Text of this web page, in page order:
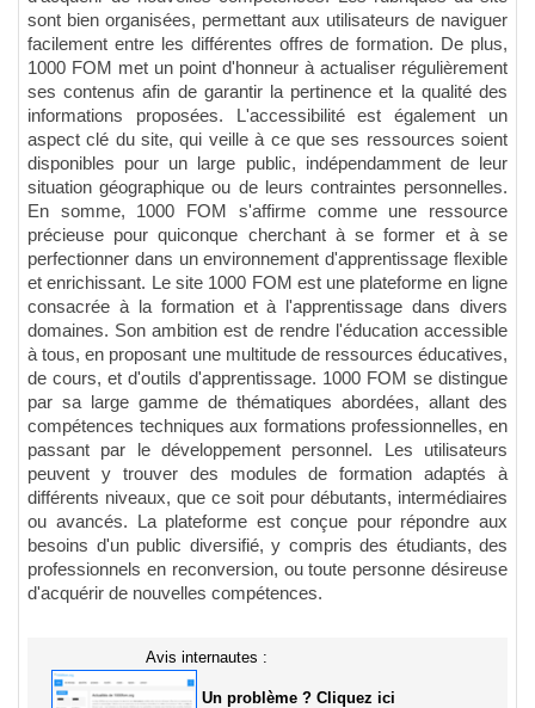
sont bien organisées, permettant aux utilisateurs de naviguer
facilement entre les différentes offres de formation. De plus,
1000 FOM met un point d'honneur à actualiser régulièrement
ses contenus afin de garantir la pertinence et la qualité des
informations proposées. L'accessibilité est également un
aspect clé du site, qui veille à ce que ses ressources soient
disponibles pour un large public, indépendamment de leur
situation géographique ou de leurs contraintes personnelles.
En somme, 1000 FOM s'affirme comme une ressource
précieuse pour quiconque cherchant à se former et à se
perfectionner dans un environnement d'apprentissage flexible
et enrichissant. Le site 1000 FOM est une plateforme en ligne
consacrée à la formation et à l'apprentissage dans divers
domaines. Son ambition est de rendre l'éducation accessible
à tous, en proposant une multitude de ressources éducatives,
de cours, et d'outils d'apprentissage. 1000 FOM se distingue
par sa large gamme de thématiques abordées, allant des
compétences techniques aux formations professionnelles, en
passant par le développement personnel. Les utilisateurs
peuvent y trouver des modules de formation adaptés à
différents niveaux, que ce soit pour débutants, intermédiaires
ou avancés. La plateforme est conçue pour répondre aux
besoins d'un public diversifié, y compris des étudiants, des
professionnels en reconversion, ou toute personne désireuse
d'acquérir de nouvelles compétences.
Avis internautes :
Un problème ? Cliquez ici